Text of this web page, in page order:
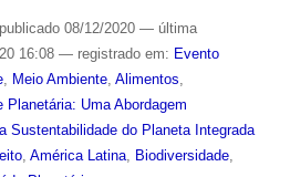
publicado08/12/2020 — última
16:08 — registrado em: Evento
, Meio Ambiente, Alimentos,
Planetária: Uma Abordagem
Sustentabilidade do Planeta Integrada
, América Latina, Biodiversidade,